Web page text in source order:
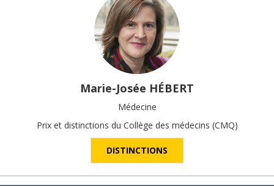
Marie-Josée HÉBERT
Médecine
Prix et distinctions du Collège des médecins (CMQ)
DISTINCTIONS